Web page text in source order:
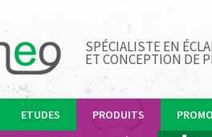
SPÉCIALISTE EN
ET CONCEPTION DE
ETUDES PRODUITS